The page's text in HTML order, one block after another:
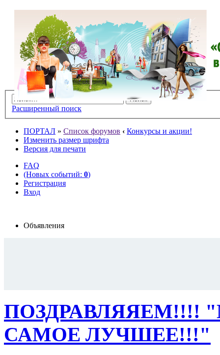
Расширенный поиск
ПОРТАЛ » Список форумов ‹ Конкурсы и акции!
Изменить размер шрифта
Версия для печати
FAQ
(Новых событий: 0)
Регистрация
Вход
Объявления
ПОЗДРАВЛЯЯЕМ!!!!
САМОЕ ЛУЧШЕЕ!!!"